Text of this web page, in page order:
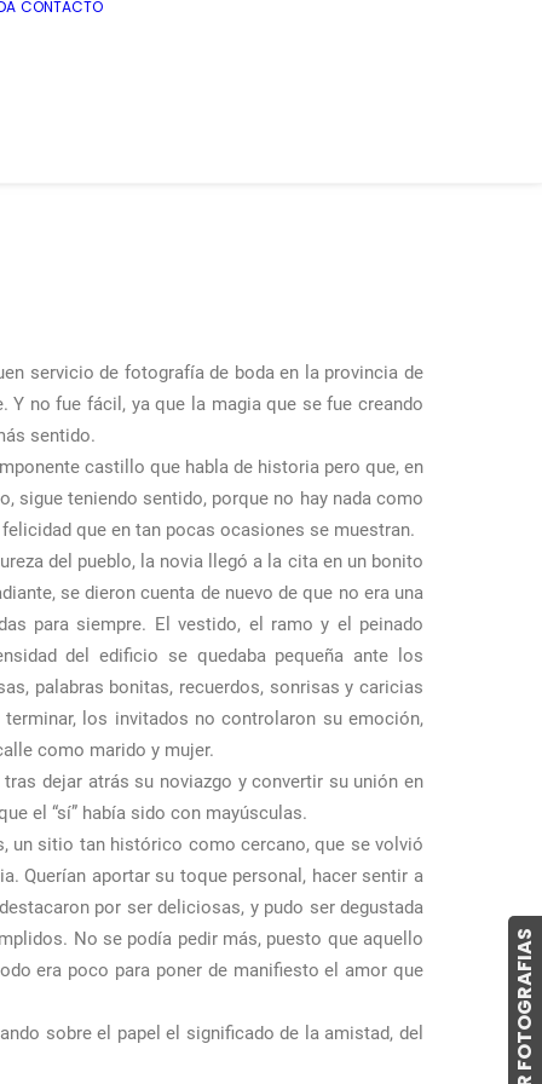
CONTACTO
servicio de fotografía de boda en la provincia de
Y no fue fácil, ya que la magia que se fue creando
sentido.
castillo que habla de historia pero que, en
sigue teniendo sentido, porque no hay nada como
que en tan pocas ocasiones se muestran.
del pueblo, la novia llegó a la cita en un bonito
se dieron cuenta de nuevo de que no era una
para siempre. El vestido, el ramo y el peinado
del edificio se quedaba pequeña ante los
palabras bonitas, recuerdos, sonrisas y caricias
los invitados no controlaron su emoción,
como marido y mujer.
dejar atrás su noviazgo y convertir su unión en
el “sí” había sido con mayúsculas.
un sitio tan histórico como cercano, que se volvió
Querían aportar su toque personal, hacer sentir a
por ser deliciosas, y pudo ser degustada
No se podía pedir más, puesto que aquello
era poco para poner de manifiesto el amor que
sobre el papel el significado de la amistad, del